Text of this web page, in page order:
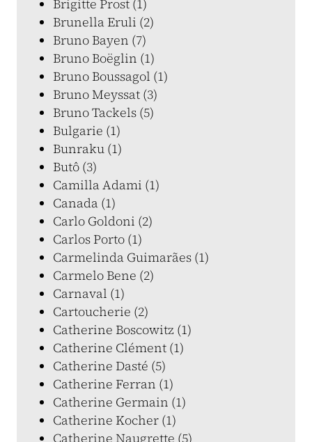
Brigitte Prost (1)
Brunella Eruli (2)
Bruno Bayen (7)
Bruno Boëglin (1)
Bruno Boussagol (1)
Bruno Meyssat (3)
Bruno Tackels (5)
Bulgarie (1)
Bunraku (1)
Butô (3)
Camilla Adami (1)
Canada (1)
Carlo Goldoni (2)
Carlos Porto (1)
Carmelinda Guimarães (1)
Carmelo Bene (2)
Carnaval (1)
Cartoucherie (2)
Catherine Boscowitz (1)
Catherine Clément (1)
Catherine Dasté (5)
Catherine Ferran (1)
Catherine Germain (1)
Catherine Kocher (1)
Catherine Naugrette (5)